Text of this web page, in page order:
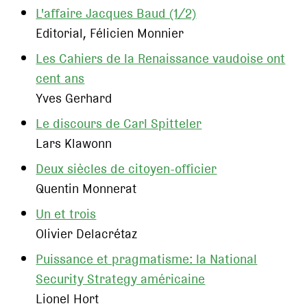
L'affaire Jacques Baud (1/2)
Editorial, Félicien Monnier
Les Cahiers de la Renaissance vaudoise ont
cent ans
Yves Gerhard
Le discours de Carl Spitteler
Lars Klawonn
Deux siècles de citoyen-officier
Quentin Monnerat
Un et trois
Olivier Delacrétaz
Puissance et pragmatisme: la National
Security Strategy américaine
Lionel Hort